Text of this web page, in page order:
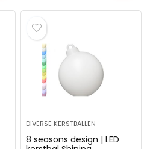
DIVERSE KERSTBALLEN
8 seasons design | LED